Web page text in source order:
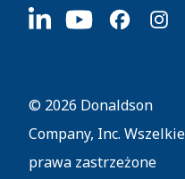
Zrównoważony
1400 W 94th
© 2026 Donaldson
Company, Inc. Wszelkie
prawa zastrzeżone